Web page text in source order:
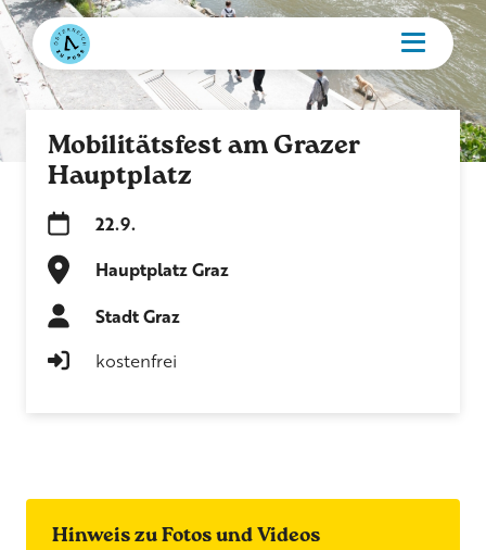
Mobilitätsfest am Grazer
Hauptplatz
22.9.
Hauptplatz Graz
Stadt Graz
kostenfrei
Hinweis zu Fotos und Videos